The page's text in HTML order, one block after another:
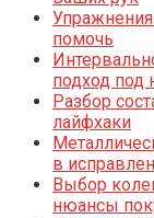
помочь
подход под
Разбор
лайфхаки
в
Выбор
нюансы